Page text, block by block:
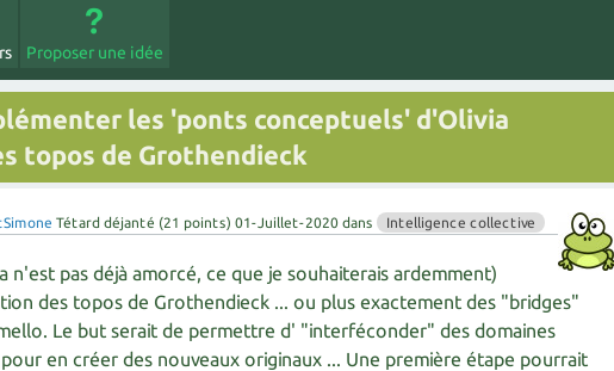
Proposer une idée
les 'ponts conceptuels' d'Olivia
topos de Grothendieck
Tétard déjanté (21 points) 01-Juillet-2020 dans Intelligence collective
n'est pas déjà amorcé, ce que je souhaiterais ardemment)
des topos de Grothendieck ... ou plus exactement des "bridges"
Le but serait de permettre d' "interféconder" des domaines
en créer des nouveaux originaux ... Une première étape pourrait